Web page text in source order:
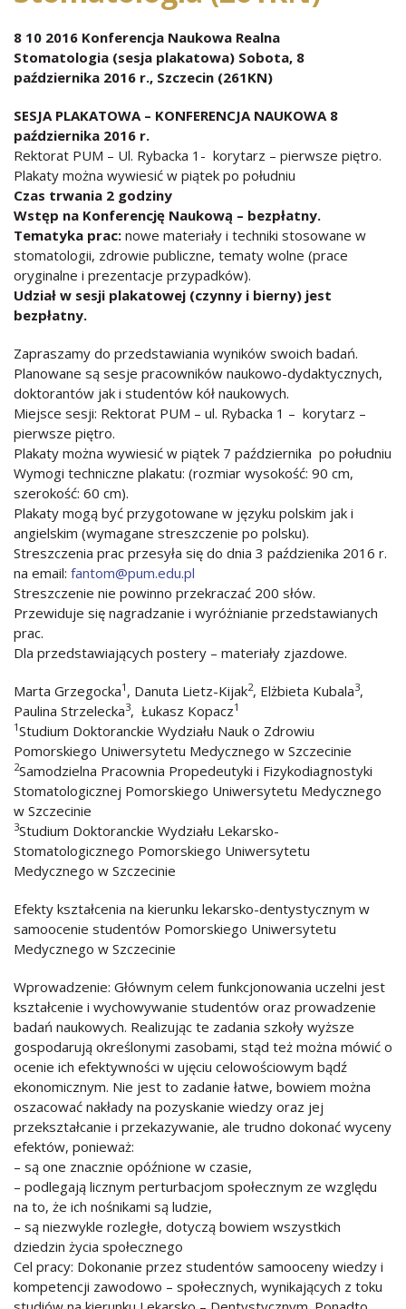
8 10 2016 Konferencja Naukowa Realna
Stomatologia (sesja plakatowa) Sobota, 8
października 2016 r., Szczecin (261KN)
SESJA PLAKATOWA – KONFERENCJA NAUKOWA 8
października 2016 r.
Rektorat PUM – Ul. Rybacka 1- korytarz – pierwsze piętro.
Plakaty można wywiesić w piątek po południu
Czas trwania 2 godziny
Wstęp na Konferencję Naukową – bezpłatny.
Tematyka prac: nowe materiały i techniki stosowane w
stomatologii, zdrowie publiczne, tematy wolne (prace
oryginalne i prezentacje przypadków).
Udział w sesji plakatowej (czynny i bierny) jest
bezpłatny.
Zapraszamy do przedstawiania wyników swoich badań.
Planowane są sesje pracowników naukowo-dydaktycznych,
doktorantów jak i studentów kół naukowych.
Miejsce sesji: Rektorat PUM – ul. Rybacka 1 – korytarz –
pierwsze piętro.
Plakaty można wywiesić w piątek 7 października po południu
Wymogi techniczne plakatu: (rozmiar wysokość: 90 cm,
szerokość: 60 cm).
Plakaty mogą być przygotowane w języku polskim jak i
angielskim (wymagane streszczenie po polsku).
Streszczenia prac przesyła się do dnia 3 paździenika 2016 r.
na email: fantom@pum.edu.pl
Streszczenie nie powinno przekraczać 200 słów.
Przewiduje się nagradzanie i wyróżnianie przedstawianych
prac.
Dla przedstawiających postery – materiały zjazdowe.
Marta Grzegocka1 , Danuta Lietz-Kijak2, Elżbieta Kubala3,
Paulina Strzelecka3, Łukasz Kopacz1
1Studium Doktoranckie Wydziału Nauk o Zdrowiu
Pomorskiego Uniwersytetu Medycznego w Szczecinie
2Samodzielna Pracownia Propedeutyki i Fizykodiagnostyki
Stomatologicznej Pomorskiego Uniwersytetu Medycznego
w Szczecinie
3Studium Doktoranckie Wydziału Lekarsko-
Stomatologicznego Pomorskiego Uniwersytetu
Medycznego w Szczecinie
Efekty kształcenia na kierunku lekarsko-dentystycznym w
samoocenie studentów Pomorskiego Uniwersytetu
Medycznego w Szczecinie
Wprowadzenie: Głównym celem funkcjonowania uczelni jest
kształcenie i wychowywanie studentów oraz prowadzenie
badań naukowych. Realizując te zadania szkoły wyższe
gospodarują określonymi zasobami, stąd też można mówić o
ocenie ich efektywności w ujęciu celowościowym bądź
ekonomicznym. Nie jest to zadanie łatwe, bowiem można
oszacować nakłady na pozyskanie wiedzy oraz jej
przekształcanie i przekazywanie, ale trudno dokonać wyceny
efektów, ponieważ:
– są one znacznie opóźnione w czasie,
– podlegają licznym perturbacjom społecznym ze względu
na to, że ich nośnikami są ludzie,
– są niezwykle rozległe, dotyczą bowiem wszystkich
dziedzin życia społecznego
Cel pracy: Dokonanie przez studentów samooceny wiedzy i
kompetencji zawodowo – społecznych, wynikających z toku